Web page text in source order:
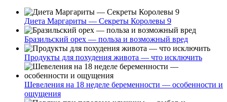
Диета Маргариты — Секреты Королевы 9
Бразильский орех — польза и возможный вред
Продукты для похудения живота — что исключить
Шевеления на 18 неделе беременности — особенности и
ощущения